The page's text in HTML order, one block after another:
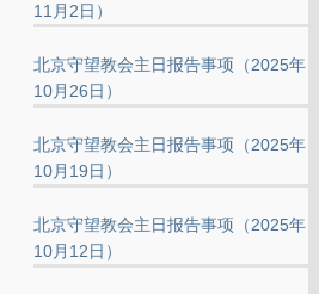
11月2日）
北京守望教会主日报告事项（2025年
10月26日）
北京守望教会主日报告事项（2025年
10月19日）
北京守望教会主日报告事项（2025年
10月12日）